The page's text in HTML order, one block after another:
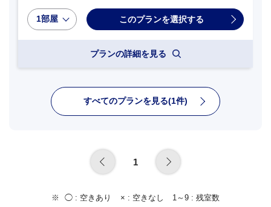
1部屋
プランの詳細を見る
すべてのプランを見る(1件)
1
◯ : 空きあり × : 空きなし 1～9 : 残室数